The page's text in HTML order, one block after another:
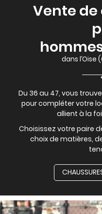
Vente
dans l’Oise
Du 36 au 47, vous
pour compléter votre
allient à la
Choisissez votre paire
choix de matières,